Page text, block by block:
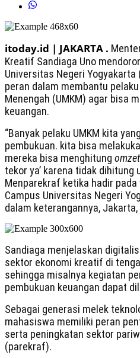
itoday.id | JAKARTA .
Kreatif Sandiaga Uno
Universitas Negeri Yogyakarta
peran dalam membantu
Menengah (UMKM) agar bisa
keuangan.
“Banyak pelaku UMKM kita
pembukuan. kita bisa
mereka bisa menghitung omzet
tekor ya’ karena tidak dihitung
Menparekraf ketika hadir pada
Campus Universitas Negeri
dalam keterangannya, Jakarta,
Sandiaga menjelaskan
sektor ekonomi kreatif di
sehingga misalnya kegiatan
pembukuan keuangan dapat
Sebagai generasi melek
mahasiswa memiliki peran
serta peningkatan sektor
(parekraf).